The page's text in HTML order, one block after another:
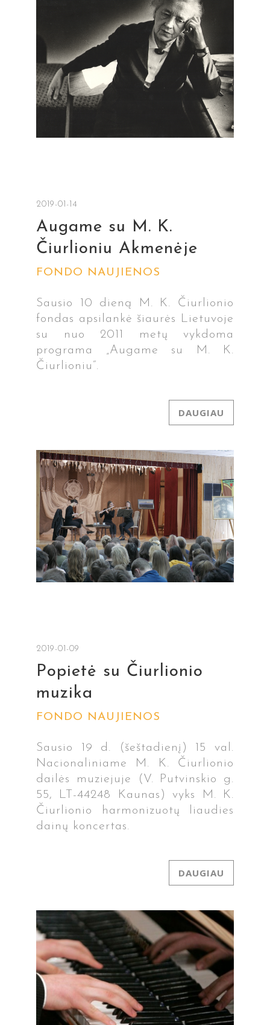
2019-01-14
Augame su M. K.
Čiurlioniu Akmenėje
FONDO NAUJIENOS
Sausio 10 dieną M. K. Čiurlionio
fondas apsilankė šiaurės Lietuvoje
su nuo 2011 metų vykdoma
programa „Augame su M. K.
Čiurlioniu“.
DAUGIAU
2019-01-09
Popietė su Čiurlionio
muzika
FONDO NAUJIENOS
Sausio 19 d. (šeštadienį) 15 val.
Nacionaliniame M. K. Čiurlionio
dailės muziejuje (V. Putvinskio g.
55, LT-44248 Kaunas) vyks M. K.
Čiurlionio harmonizuotų liaudies
dainų koncertas.
DAUGIAU